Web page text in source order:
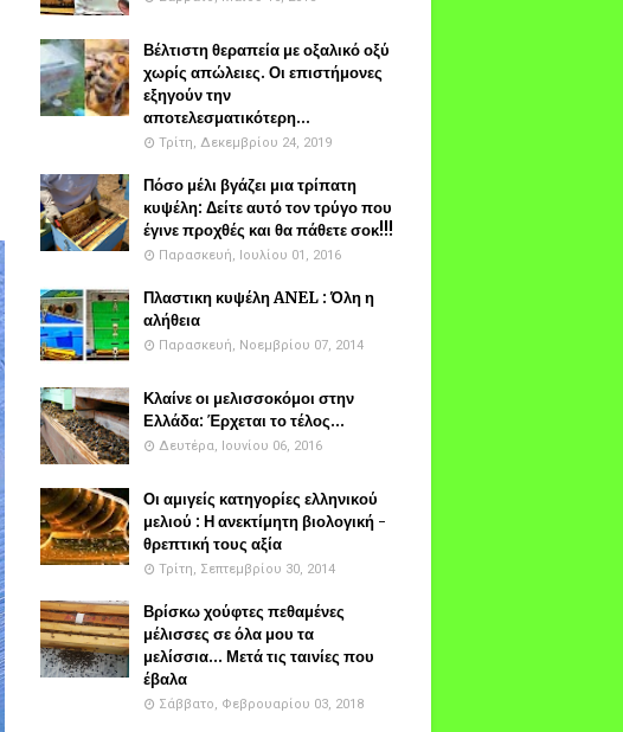
Βέλτιστη θεραπεία με οξαλικό οξύ
χωρίς απώλειες. Οι επιστήμονες
εξηγούν την
αποτελεσματικότερη...
Τρίτη, Δεκεμβρίου 24, 2019
Πόσο μέλι βγάζει μια τρίπατη
κυψέλη: Δείτε αυτό τον τρύγο που
έγινε προχθές και θα πάθετε σοκ!!!
Παρασκευή, Ιουλίου 01, 2016
Πλαστικη κυψέλη ANEL : Όλη η
αλήθεια
Παρασκευή, Νοεμβρίου 07, 2014
Κλαίνε οι μελισσοκόμοι στην
Ελλάδα: Έρχεται το τέλος...
Δευτέρα, Ιουνίου 06, 2016
Οι αμιγείς κατηγορίες ελληνικού
μελιού : Η ανεκτίμητη βιολογική -
θρεπτική τους αξία
Τρίτη, Σεπτεμβρίου 30, 2014
Βρίσκω χούφτες πεθαμένες
μέλισσες σε όλα μου τα
μελίσσια... Μετά τις ταινίες που
έβαλα
Σάββατο, Φεβρουαρίου 03, 2018